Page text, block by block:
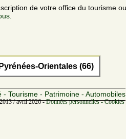
de votre office du tourisme
Pyrénées-Orientales (66)
- Tourisme - Patrimoine - Automobiles
/ avril 2026 -Données personnelles -